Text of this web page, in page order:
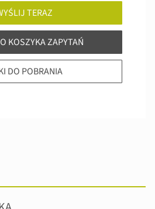
TERAZ
KOSZYKA ZAPYTAŃ
DO POBRANIA